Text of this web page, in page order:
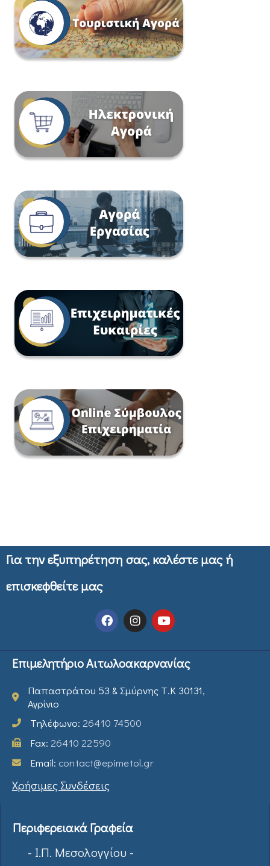
Για την εξυπηρέτηση σας, καλέστε μας ή
επισκεφθείτε μας
Επιμελητήριο Αιτωλοακαρνανίας
Παπαστράτου 53 & Σμύρνης Τ.Κ 30131,
Αγρίνιο
Τηλέφωνο: 26410 74500
Fax: 26410 22590
Email: contact@epimetol.gr
Χρήσιμες Συνδέσεις
Περιφερειακά Γραφεία
- Ι.Π. Μεσολογγίου -